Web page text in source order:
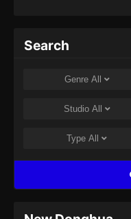
Search
Genre All
Studio All
Type All